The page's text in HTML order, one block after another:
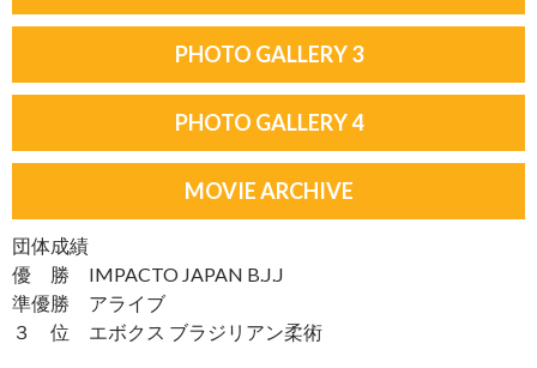
PHOTO GALLERY 3
PHOTO GALLERY 4
MOVIE ARCHIVE
団体成績
優 勝 IMPACTO JAPAN B.J.J
準優勝 アライブ
３ 位 エボクス ブラジリアン柔術